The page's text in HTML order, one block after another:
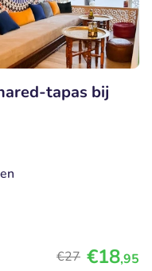
tapas bij
€27 €18,95